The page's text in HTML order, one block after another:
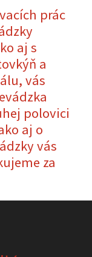
prác
aj s
a
vás
polovici
aj o
vás
za